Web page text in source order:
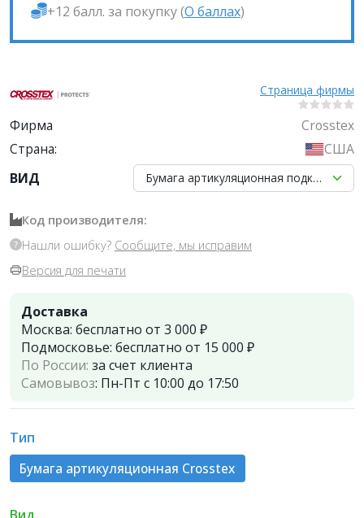
+12 балл. за покупку (О баллах)
Страница фирмы
Фирма
Crosstex
Страна:
США
ВИД
Бумага артикуляционная
Код производителя:
Нашли ошибку? Сообщите, мы исправим
Версия для печати
Доставка
Москва: бесплатно от 3 000 ₽
Подмосковье: бесплатно от 15 000 ₽
По России: за счет клиента
Самовывоз: Пн-Пт с 10:00 до 17:50
Тип
Бумага артикуляционная Crosstex